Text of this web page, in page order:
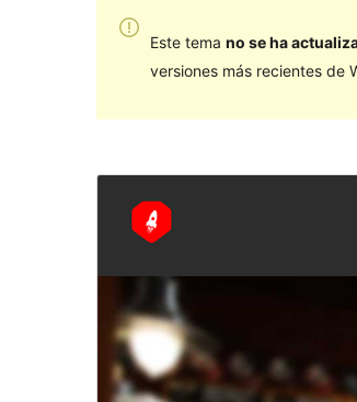
Este tema no se ha
versiones más recientes de